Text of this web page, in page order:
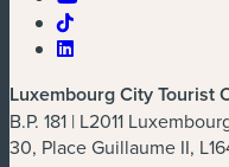
Luxembourg City Tourist
B.P. 181 | L2011
30, Place Guillaume II,